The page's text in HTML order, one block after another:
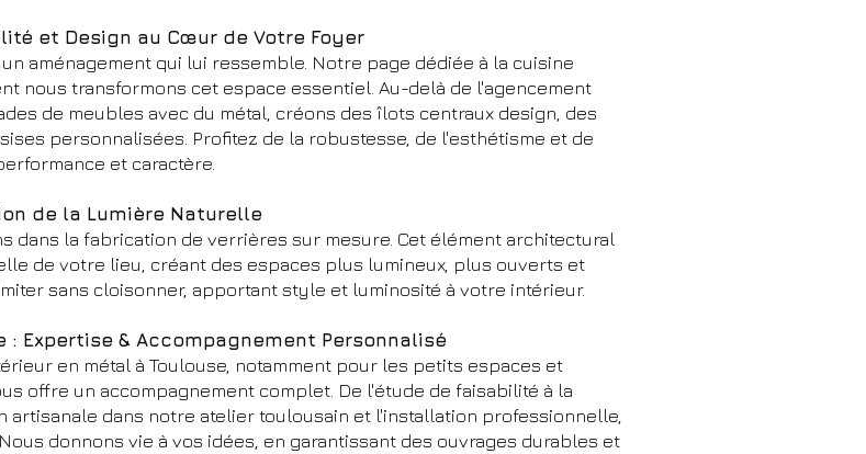
et Design au Cœur de Votre Foyer
aménagement qui lui ressemble. Notre page dédiée à la cuisine
nous transformons cet espace essentiel. Au-delà de l'agencement
de meubles avec du métal, créons des îlots centraux design, des
personnalisées. Profitez de la robustesse, de l'esthétisme et de
et caractère.
de la Lumière Naturelle
dans la fabrication de verrières sur mesure. Cet élément architectural
de votre lieu, créant des espaces plus lumineux, plus ouverts et
sans cloisonner, apportant style et luminosité à votre intérieur.
Expertise & Accompagnement Personnalisé
en métal à Toulouse, notamment pour les petits espaces et
offre un accompagnement complet. De l'étude de faisabilité à la
artisanale dans notre atelier toulousain et l'installation professionnelle,
donnons vie à vos idées, en garantissant des ouvrages durables et